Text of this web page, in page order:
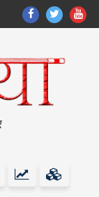
Find
Us
Facebook
Find
Us
Twitter
Us